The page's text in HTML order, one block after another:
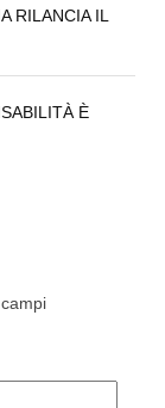
RILANCIA IL
È